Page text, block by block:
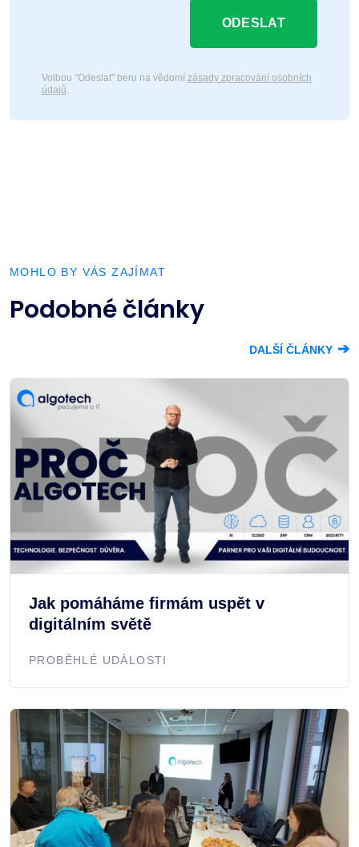
ODESLAT
Volbou "Odeslat" beru na vědomí zásady zpracování osobních
údajů.
MOHLO BY VÁS ZAJÍMAT
Podobné články
DALŠÍ ČLÁNKY ➔
Jak pomáháme firmám uspět v
digitálním světě
PROBĚHLÉ UDÁLOSTI